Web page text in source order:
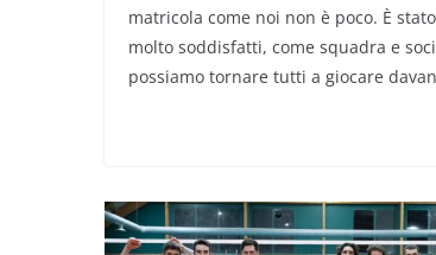
matricola come noi non è poco. È
molto soddisfatti, come squadra e
possiamo tornare tutti a giocare